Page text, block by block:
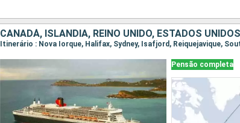
CANADÁ, ISLÂNDIA, REINO UNIDO, ESTADOS UNIDOS
Itinerário : Nova Iorque, Halifax, Sydney, Isafjord, Reiquejavique,
Pensão completa